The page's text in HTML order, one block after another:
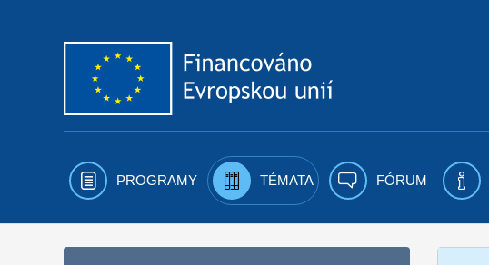
PROGRAMY TÉMATA FÓRUM